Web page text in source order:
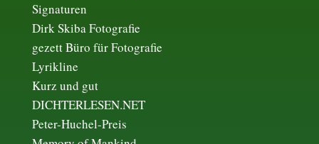
Signaturen
Dirk Skiba Fotografie
gezett Büro für Fotografie
Lyrikline
Kurz und gut
DICHTERLESEN.NET
Peter-Huchel-Preis